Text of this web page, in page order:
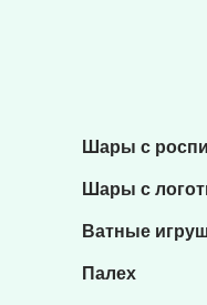
Шары с
Шары с
Ватные
Палех